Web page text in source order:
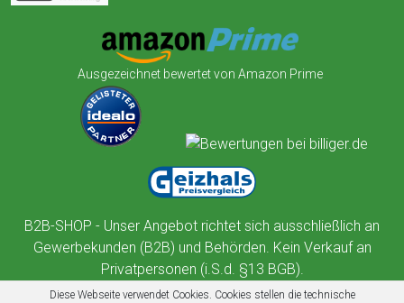
Ausgezeichnet bewertet von Amazon Prime
B2B-SHOP - Unser Angebot richtet sich ausschließlich an
Gewerbekunden (B2B) und Behörden. Kein Verkauf an
Privatpersonen (i.S.d. §13 BGB).
Diese Webseite verwendet Cookies. Cookies stellen die technische